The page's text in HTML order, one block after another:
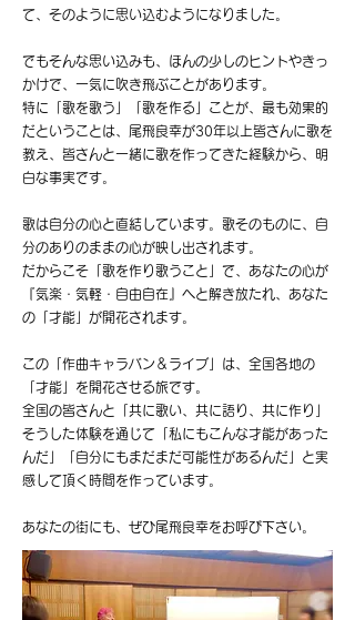
て、そのように思い込むようになりました。
でもそんな思い込みも、ほんの少しのヒントやきっ
かけで、一気に吹き飛ぶことがあります。
特に「歌を歌う」「歌を作る」ことが、最も効果的
だということは、尾飛良幸が30年以上皆さんに歌を
教え、皆さんと一緒に歌を作ってきた経験から、明
白な事実です。
歌は自分の心と直結しています。歌そのものに、自
分のありのままの心が映し出されます。
だからこそ「歌を作り歌うこと」で、あなたの心が
『気楽・気軽・自由自在』へと解き放たれ、あなた
の「才能」が開花されます。
この「作曲キャラバン＆ライブ」は、全国各地の
「才能」を開花させる旅です。
全国の皆さんと「共に歌い、共に語り、共に作り」
そうした体験を通じて「私にもこんな才能があった
んだ」「自分にもまだまだ可能性があるんだ」と実
感して頂く時間を作っています。
あなたの街にも、ぜひ尾飛良幸をお呼び下さい。